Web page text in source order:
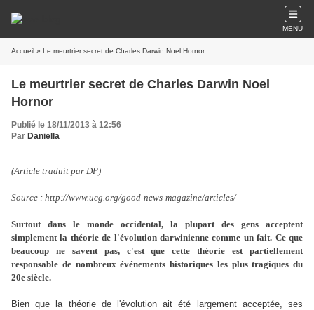
MENU
Accueil » Le meurtrier secret de Charles Darwin Noel Hornor
Le meurtrier secret de Charles Darwin Noel
Hornor
Publié le 18/11/2013 à 12:56
Par Daniella
(Article traduit par DP)
Source : http://www.ucg.org/good-news-magazine/articles/
Surtout dans le monde occidental, la plupart des gens acceptent
simplement la théorie de l'évolution darwinienne comme un fait. Ce que
beaucoup ne savent pas, c'est que cette théorie est partiellement
responsable de nombreux événements historiques les plus tragiques du
20e siècle.
Bien que la théorie de l'évolution ait été largement acceptée, ses